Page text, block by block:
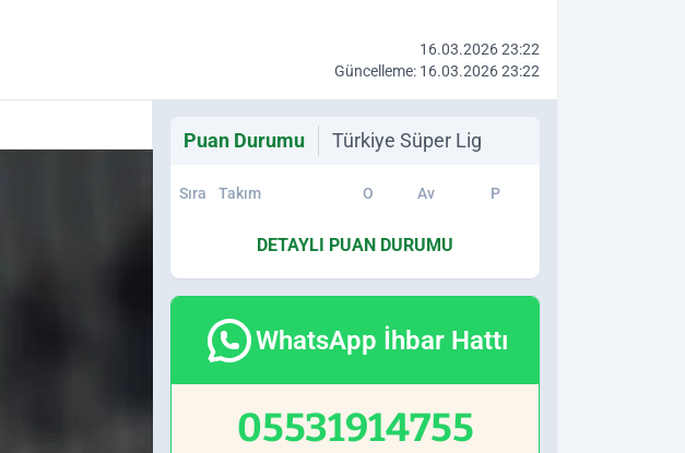
16.03.2026 23:22
Güncelleme: 16.03.2026 23:22
Puan Durumu Türkiye Süper Lig
Sıra Takım O Av P
DETAYLI PUAN DURUMU
WhatsApp İhbar Hattı
05531914755